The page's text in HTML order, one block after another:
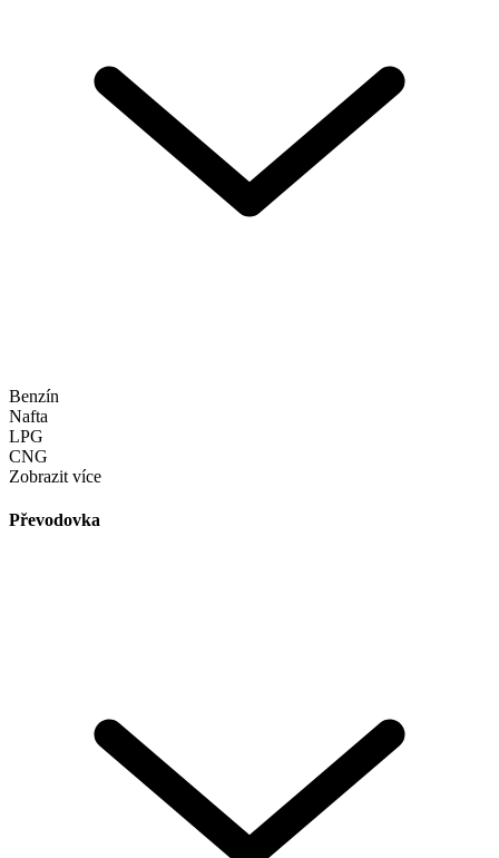
Benzín
Nafta
LPG
CNG
Zobrazit více
Převodovka